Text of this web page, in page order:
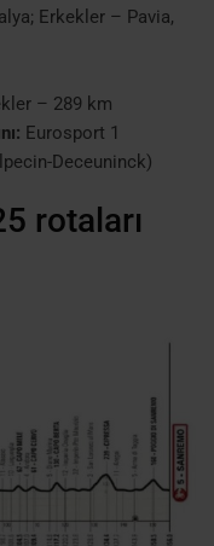
Erkekler – Pavia,
– 289 km
Eurosport 1
Deceuninck)
rotaları